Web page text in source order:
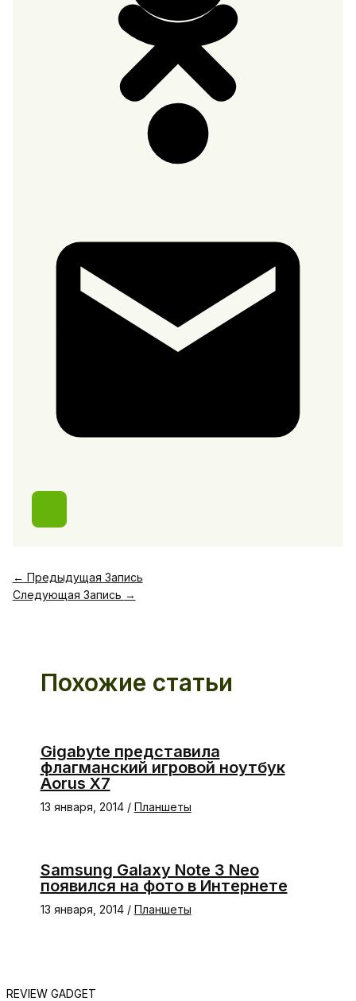
← Предыдущая Запись
Следующая Запись →
Похожие статьи
Gigabyte представила
флагманский игровой ноутбук
Aorus X7
13 января, 2014 / Планшеты
Samsung Galaxy Note 3 Neo
появился на фото в Интернете
13 января, 2014 / Планшеты
REVIEW GADGET